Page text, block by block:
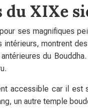
XIXe
ses magnifiques
intérieurs, montrent
du
accessible car il est
un autre temple